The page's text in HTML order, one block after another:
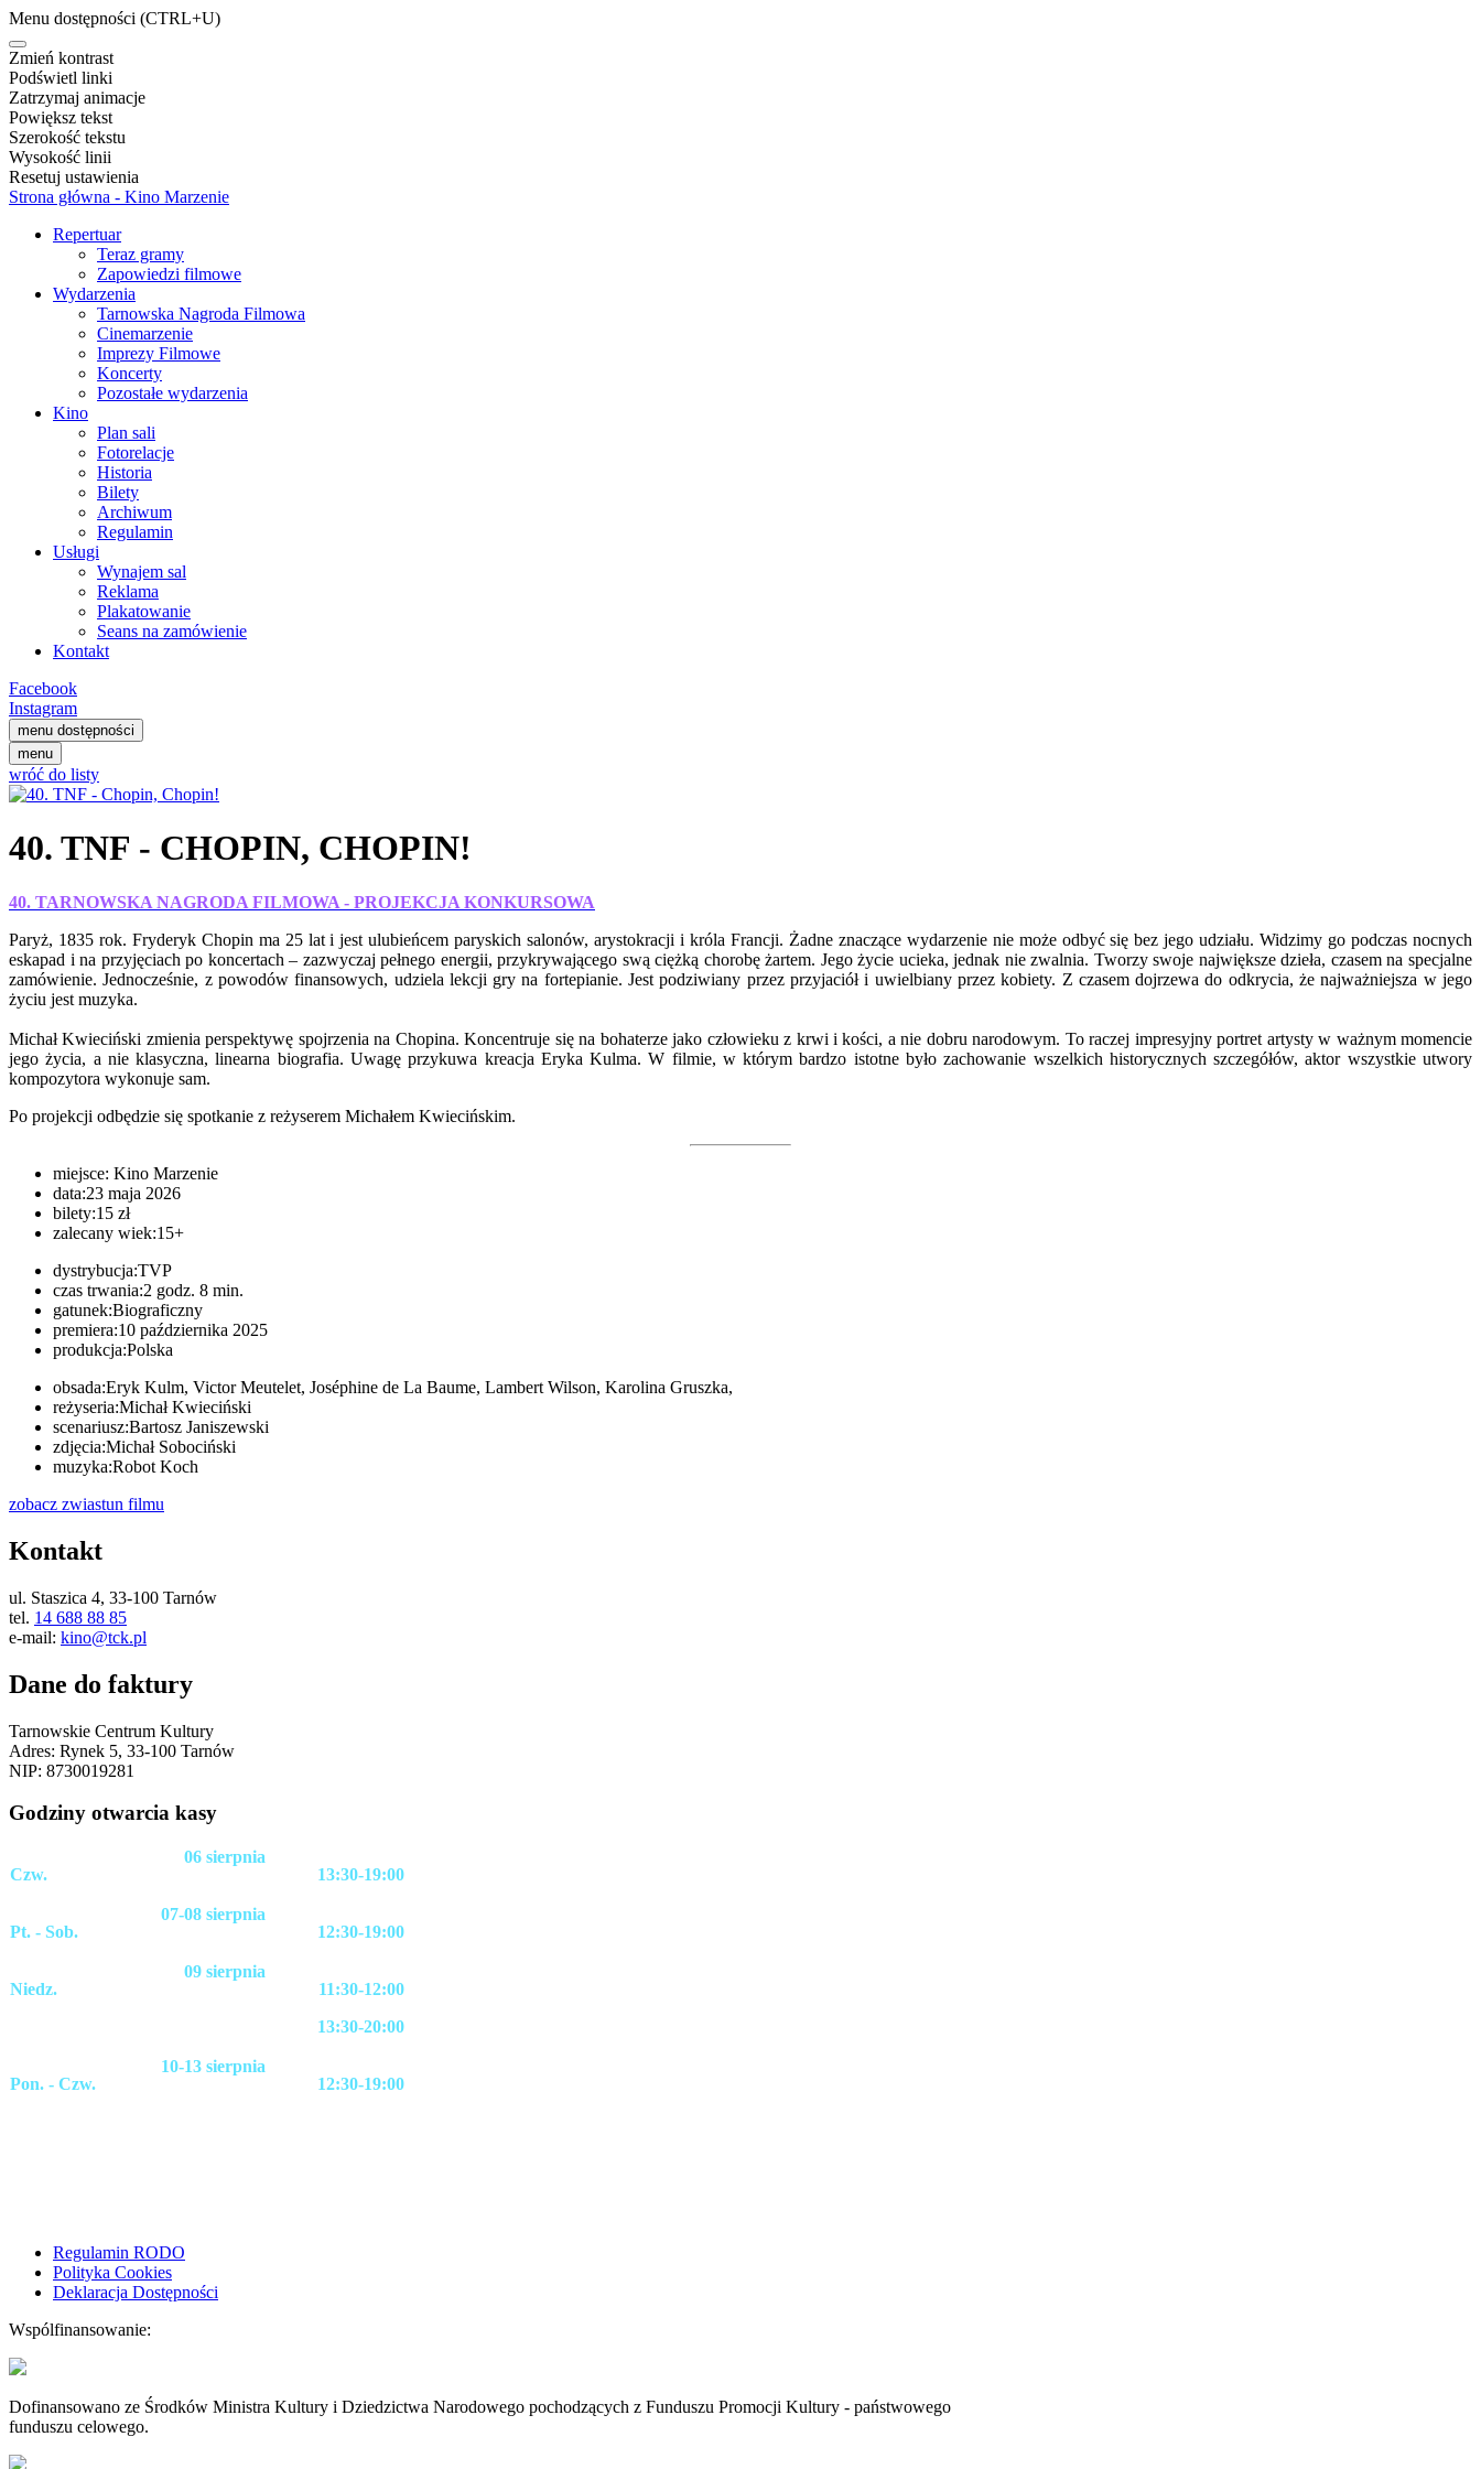
Menu dostępności (CTRL+U)
Zmień kontrast
Podświetl linki
Zatrzymaj animacje
Powiększ tekst
Szerokość tekstu
Wysokość linii
Resetuj ustawienia
Strona główna - Kino Marzenie
Repertuar
Teraz gramy
Zapowiedzi filmowe
Wydarzenia
Tarnowska Nagroda Filmowa
Cinemarzenie
Imprezy Filmowe
Koncerty
Pozostałe wydarzenia
Kino
Plan sali
Fotorelacje
Historia
Bilety
Archiwum
Regulamin
Usługi
Wynajem sal
Reklama
Plakatowanie
Seans na zamówienie
Kontakt
Facebook
Instagram
menu dostępności
menu
wróć do listy
40. TNF - CHOPIN, CHOPIN!
40. TARNOWSKA NAGRODA FILMOWA - PROJEKCJA KONKURSOWA
Paryż, 1835 rok. Fryderyk Chopin ma 25 lat i jest ulubieńcem paryskich salonów, arystokracji i króla Francji. Żadne znaczące wydarzenie nie może odbyć się bez jego udziału. Widzimy go podczas nocnych
eskapad i na przyjęciach po koncertach – zazwyczaj pełnego energii, przykrywającego swą ciężką chorobę żartem. Jego życie ucieka, jednak nie zwalnia. Tworzy swoje największe dzieła, czasem na specjalne
zamówienie. Jednocześnie, z powodów finansowych, udziela lekcji gry na fortepianie. Jest podziwiany przez przyjaciół i uwielbiany przez kobiety. Z czasem dojrzewa do odkrycia, że najważniejsza w jego
życiu jest muzyka.
Michał Kwieciński zmienia perspektywę spojrzenia na Chopina. Koncentruje się na bohaterze jako człowieku z krwi i kości, a nie dobru narodowym. To raczej impresyjny portret artysty w ważnym momencie
jego życia, a nie klasyczna, linearna biografia. Uwagę przykuwa kreacja Eryka Kulma. W filmie, w którym bardzo istotne było zachowanie wszelkich historycznych szczegółów, aktor wszystkie utwory
kompozytora wykonuje sam.
Po projekcji odbędzie się spotkanie z reżyserem Michałem Kwiecińskim.
miejsce: Kino Marzenie
data:23 maja 2026
bilety:15 zł
zalecany wiek:15+
dystrybucja:TVP
czas trwania:2 godz. 8 min.
gatunek:Biograficzny
premiera:10 października 2025
produkcja:Polska
obsada:Eryk Kulm, Victor Meutelet, Joséphine de La Baume, Lambert Wilson, Karolina Gruszka,
reżyseria:Michał Kwieciński
scenariusz:Bartosz Janiszewski
zdjęcia:Michał Sobociński
muzyka:Robot Koch
zobacz zwiastun filmu
Kontakt
ul. Staszica 4, 33-100 Tarnów
tel. 14 688 88 85
e-mail: kino@tck.pl
Dane do faktury
Tarnowskie Centrum Kultury
Adres: Rynek 5, 33-100 Tarnów
NIP: 8730019281
Godziny otwarcia kasy
Czw.
06 sierpnia
13:30-19:00
Pt. - Sob.
07-08 sierpnia
12:30-19:00
Niedz.
09 sierpnia
11:30-12:00
13:30-20:00
Pon. - Czw.
10-13 sierpnia
12:30-19:00
Regulamin RODO
Polityka Cookies
Deklaracja Dostępności
Wspólfinansowanie:
Dofinansowano ze Środków Ministra Kultury i Dziedzictwa Narodowego pochodzących z Funduszu Promocji Kultury - państwowego
funduszu celowego.